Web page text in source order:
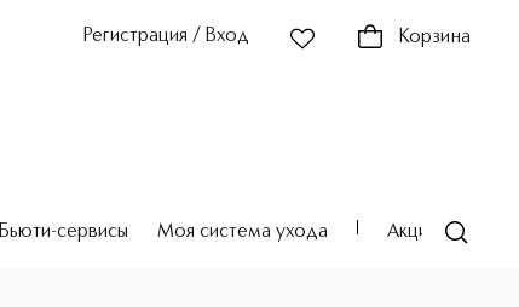
Регистрация / Вход Корзина
Бьюти-сервисы Моя система ухода Акции